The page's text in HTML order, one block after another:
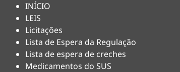
INÍCIO
LEIS
Licitações
Lista de Espera da Regulação
Lista de espera de creches
Medicamentos do SUS